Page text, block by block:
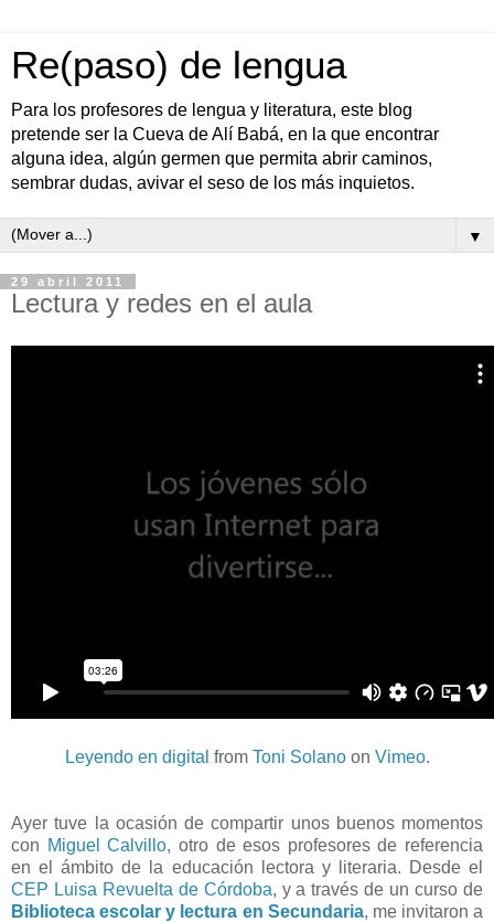
Re(paso) de lengua
Para los profesores de lengua y literatura, este blog
pretende ser la Cueva de Alí Babá, en la que encontrar
alguna idea, algún germen que permita abrir caminos,
sembrar dudas, avivar el seso de los más inquietos.
▼
29 abril 2011
Lectura y redes en el aula
Leyendo en digital from Toni Solanoon Vimeo.
Ayer tuve la ocasión de compartir unos buenos momentos
con Miguel Calvillo, otro de esos profesores de referencia
en el ámbito de la educación lectora y literaria. Desde el
CEP Luisa Revuelta de Córdoba, y a través de un curso de
Biblioteca escolar y lectura en Secundaria, me invitaron a